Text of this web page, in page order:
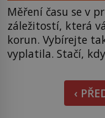
Měření času se v
záležitostí, která
korun. Vybírejte
vyplatila. Stačí,
jsou vaše finanční
takové, které váš
pak nebudete […]
‹